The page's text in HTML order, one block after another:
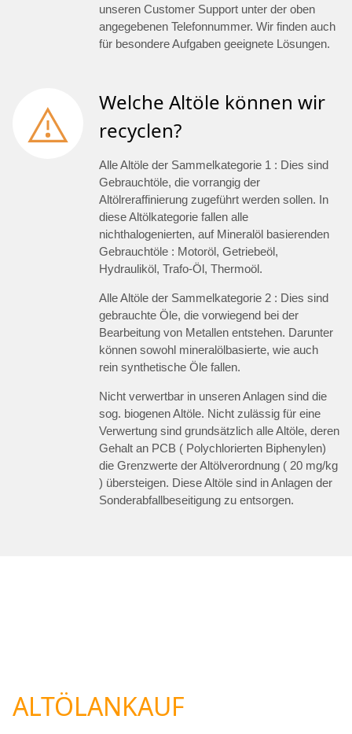
unseren Customer Support unter der oben
angegebenen Telefonnummer. Wir finden auch
für besondere Aufgaben geeignete Lösungen.
Welche Altöle können wir
recyclen?
Alle Altöle der Sammelkategorie 1 : Dies sind
Gebrauchtöle, die vorrangig der
Altölreraffinierung zugeführt werden sollen. In
diese Altölkategorie fallen alle
nichthalogenierten, auf Mineralöl basierenden
Gebrauchtöle : Motoröl, Getriebeöl,
Hydrauliköl, Trafo-Öl, Thermoöl.
Alle Altöle der Sammelkategorie 2 : Dies sind
gebrauchte Öle, die vorwiegend bei der
Bearbeitung von Metallen entstehen. Darunter
können sowohl mineralölbasierte, wie auch
rein synthetische Öle fallen.
Nicht verwertbar in unseren Anlagen sind die
sog. biogenen Altöle. Nicht zulässig für eine
Verwertung sind grundsätzlich alle Altöle, deren
Gehalt an PCB ( Polychlorierten Biphenylen)
die Grenzwerte der Altölverordnung ( 20 mg/kg
) übersteigen. Diese Altöle sind in Anlagen der
Sonderabfallbeseitigung zu entsorgen.
ALTÖLANKAUF